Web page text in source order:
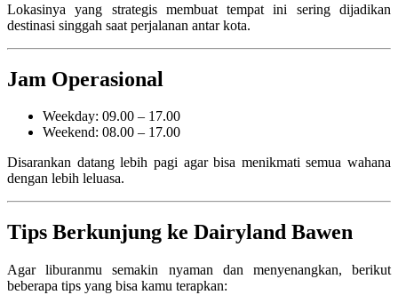
Lokasinya yang strategis membuat tempat ini sering dijadikan
destinasi singgah saat perjalanan antar kota.
Jam Operasional
Weekday: 09.00 – 17.00
Weekend: 08.00 – 17.00
Disarankan datang lebih pagi agar bisa menikmati semua wahana
dengan lebih leluasa.
Tips Berkunjung ke Dairyland Bawen
Agar liburanmu semakin nyaman dan menyenangkan, berikut
beberapa tips yang bisa kamu terapkan: